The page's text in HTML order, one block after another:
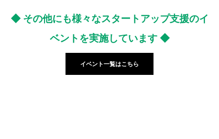
◆ その他にも様々なスタートアップ支援のイ
ベントを実施しています◆
イベント一覧はこちら